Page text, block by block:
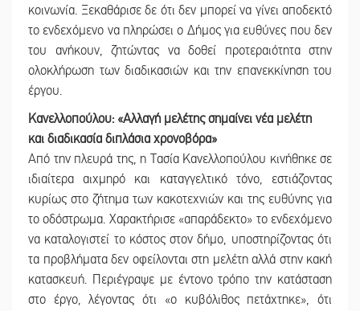
κοινωνία. Ξεκαθάρισε δε ότι δεν μπορεί να γίνει αποδεκτό
το ενδεχόμενο να πληρώσει ο Δήμος για ευθύνες που δεν
του ανήκουν, ζητώντας να δοθεί προτεραιότητα στην
ολοκλήρωση των διαδικασιών και την επανεκκίνηση του
έργου.
Κανελλοπούλου: «Αλλαγή μελέτης σημαίνει νέα μελέτη
και διαδικασία διπλάσια χρονοβόρα»
Από την πλευρά της, η Τασία Κανελλοπούλου κινήθηκε σε
ιδιαίτερα αιχμηρό και καταγγελτικό τόνο, εστιάζοντας
κυρίως στο ζήτημα των κακοτεχνιών και της ευθύνης για
το οδόστρωμα. Χαρακτήρισε «απαράδεκτο» το ενδεχόμενο
να καταλογιστεί το κόστος στον δήμο, υποστηρίζοντας ότι
τα προβλήματα δεν οφείλονται στη μελέτη αλλά στην κακή
κατασκευή. Περιέγραψε με έντονο τρόπο την κατάσταση
στο έργο, λέγοντας ότι «ο κυβόλιθος πετάχτηκε», ότι